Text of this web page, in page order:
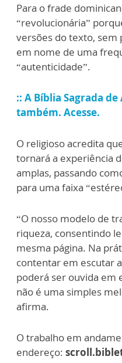
Para o frade
“revolucionária”
versões do texto, sem
em nome de uma
“autenticidade”.
:: A Bíblia Sagrada
também. Acesse.
O religioso acredita
tornará a experiência
amplas, passando
para uma faixa
“O nosso modelo de
riqueza, consentindo
mesma página. Na
contentar em escutar
poderá ser ouvida em
não é uma simples
afirma.
O trabalho em
endereço: